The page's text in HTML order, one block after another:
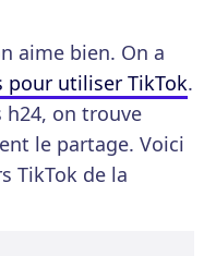
aime bien. On a
pour utiliser TikTok.
h24, on trouve
le partage. Voici
TikTok de la